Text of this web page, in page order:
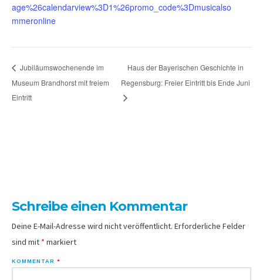
age%26calendarview%3D1%26promo_code%3Dmusicalso
mmeronline
Jubiläumswochenende im
Museum Brandhorst mit freiem
Eintritt
Haus der Bayerischen Geschichte in
Regensburg: Freier Eintritt bis Ende Juni
Schreibe einen Kommentar
Deine E-Mail-Adresse wird nicht veröffentlicht. Erforderliche Felder
sind mit * markiert
KOMMENTAR *